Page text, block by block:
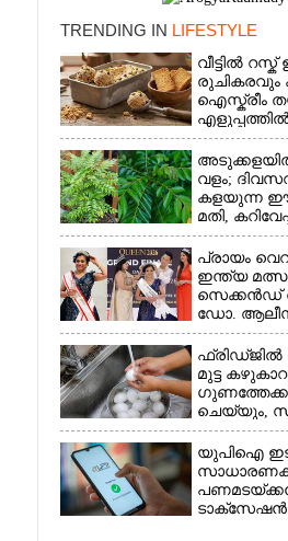
TRENDING IN LIFESTYLE
വീട്ടിൽ റസ്ക്
രുചികരവും
ഐസ്ക്രീം
വളം;
കളയുന്ന
മതി,
തഴച്ചുവളരും
പ്രായം
ഇന്ത്യ
സെക്കൻഡ്
ഡോ.
ഫ്രിഡ്ജിൽ
മുട്ട
ചെയ്യും,​
ഇങ്ങനെ
യുപിഐ
ടാക്‌സേഷൻ
×